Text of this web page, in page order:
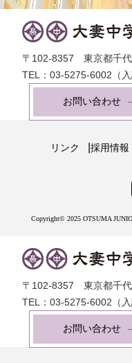
〒102-8357 東京都千
TEL：03-5275-6002（
リンク 採用情報
お問い合わせ
Copyright© 2025 OTSUMA
〒102-8357 東京都千
TEL：03-5275-6002（
お問い合わせ